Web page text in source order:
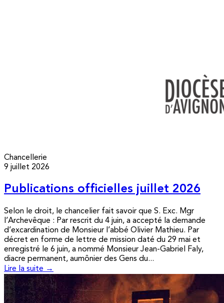
Chancellerie
9 juillet 2026
Publications officielles juillet 2026
Selon le droit, le chancelier fait savoir que S. Exc. Mgr
l’Archevêque : Par rescrit du 4 juin, a accepté la demande
d’excardination de Monsieur l’abbé Olivier Mathieu. Par
décret en forme de lettre de mission daté du 29 mai et
enregistré le 6 juin, a nommé Monsieur Jean-Gabriel Faly,
diacre permanent, aumônier des Gens du...
Lire la suite →